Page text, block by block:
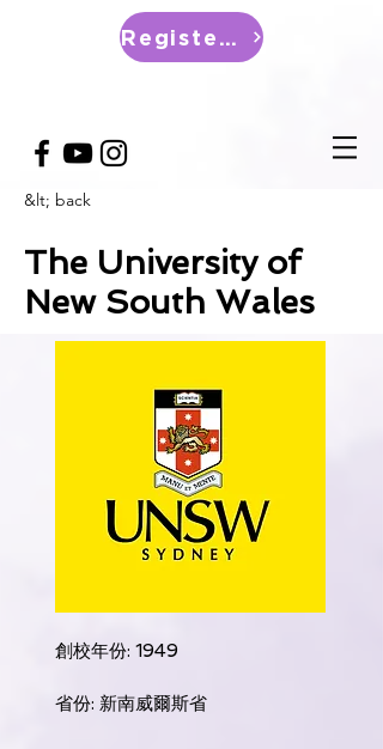
Register Now
&lt; back
The University of
New South Wales
創校年份: 1949
省份: 新南威爾斯省